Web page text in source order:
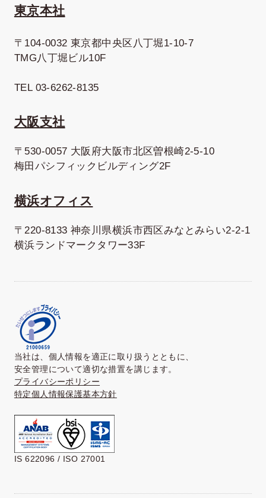
東京本社
〒104-0032 東京都中央区八丁堀1-10-7
TMG八丁堀ビル10F
TEL 03-6262-8135
大阪支社
〒530-0057 大阪府大阪市北区曽根崎2-5-10
梅田パシフィックビルディング2F
横浜オフィス
〒220-8133 神奈川県横浜市西区みなとみらい2-2-1
横浜ランドマークタワー33F
当社は、個人情報を適正に取り扱うとともに、
安全管理について適切な措置を講じます。
プライバシーポリシー
特定個人情報保護基本方針
IS 622096 / ISO 27001